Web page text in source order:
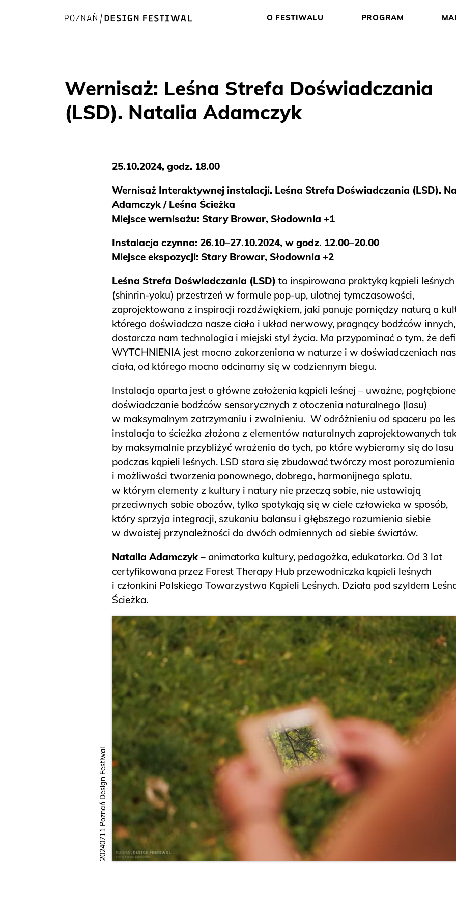
O FESTIWALU PROGRAM
Wernisaż: Leśna Strefa Doświadczania
(LSD). Natalia Adamczyk
25.10.2024, godz. 18.00
Wernisaż Interaktywnej instalacji. Leśna Strefa Doświadczania (LSD).
Adamczyk / Leśna Ścieżka
Miejsce wernisażu: Stary Browar, Słodownia +1
Instalacja czynna: 26.10–27.10.2024, w godz. 12.00–20.00
Miejsce ekspozycji: Stary Browar, Słodownia +2
Leśna Strefa Doświadczania (LSD) to inspirowana praktyką kąpieli leśnych
(shinrin-yoku) przestrzeń w formule pop-up, ulotnej tymczasowości,
zaprojektowana z inspiracji rozdźwiękiem, jaki panuje pomiędzy naturą a
którego doświadcza nasze ciało i układ nerwowy, pragnący bodźców
dostarcza nam technologia i miejski styl życia. Ma przypominać o tym, że
WYTCHNIENIA jest mocno zakorzeniona w naturze i w doświadczeniach
ciała, od którego mocno odcinamy się w codziennym biegu.
Instalacja oparta jest o główne założenia kąpieli leśnej – uważne, pogłębione
doświadczanie bodźców sensorycznych z otoczenia naturalnego (lasu)
w maksymalnym zatrzymaniu i zwolnieniu. W odróżnieniu od spaceru po
instalacja to ścieżka złożona z elementów naturalnych zaprojektowanych
by maksymalnie przybliżyć wrażenia do tych, po które wybieramy się do lasu
podczas kąpieli leśnych. LSD stara się zbudować twórczy most porozumienia
i możliwości tworzenia ponownego, dobrego, harmonijnego splotu,
w którym elementy z kultury i natury nie przeczą sobie, nie ustawiają
przeciwnych sobie obozów, tylko spotykają się w ciele człowieka w sposób,
który sprzyja integracji, szukaniu balansu i głębszego rozumienia siebie
w dwoistej przynależności do dwóch odmiennych od siebie światów.
Natalia Adamczyk– animatorka kultury, pedagożka, edukatorka. Od 3 lat
certyfikowana przez Forest Therapy Hub przewodniczka kąpieli leśnych
i członkini Polskiego Towarzystwa Kąpieli Leśnych. Działa pod szyldem
Ścieżka.
20240711 Poznań Design Festiwal